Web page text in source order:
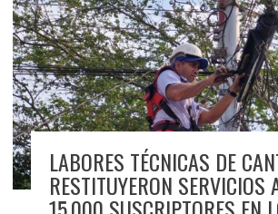
LABORES TÉCNICAS DE
RESTITUYERON SERVICIOS